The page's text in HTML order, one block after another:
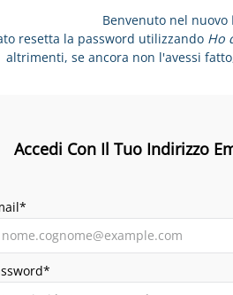
Benvenuto nel nuovo
resetta la password utilizzando Ho
altrimenti, se ancora non l'avessi
Accedi Con Il Tuo Indirizzo